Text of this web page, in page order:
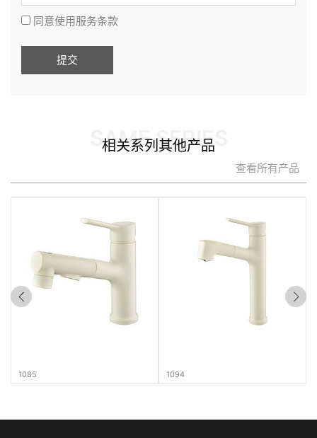
同意使用服务条款
相关系列其他产品
查看所有产品
1085 1094